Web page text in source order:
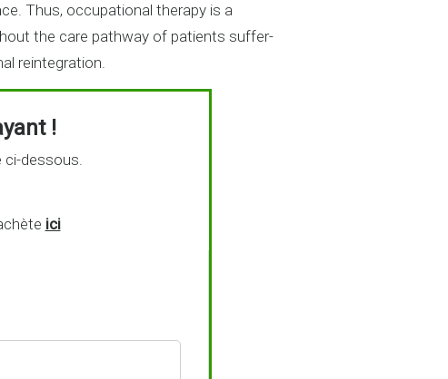
Thus, occupational therapy is a
the care pathway of patients suffer-
reintegration.
!
ci-dessous.
ici